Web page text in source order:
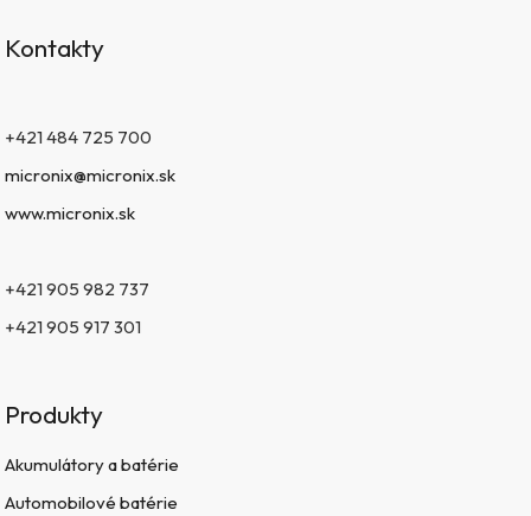
Kontakty
+421 484 725 700
micronix@micronix.sk
www.micronix.sk
+421 905 982 737
+421 905 917 301
Produkty
Akumulátory a batérie
Automobilové batérie